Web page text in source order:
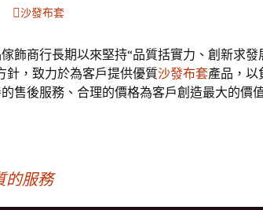
沙發布套
飾商行長期以來堅持“品質括實力、創新求
針，致力於為客戶提供優質沙發布套產品，以
售後服務、合理的價格為客戶創造最大的價
的服務